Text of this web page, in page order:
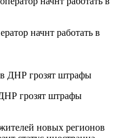
начнт работать в
грозят штрафы